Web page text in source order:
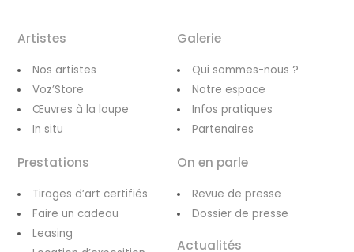
Artistes
Nos artistes
Voz’Store
Œuvres à la loupe
In situ
Galerie
Qui sommes-nous ?
Notre espace
Infos pratiques
Partenaires
Prestations
Tirages d’art certifiés
Faire un cadeau
Leasing
On en parle
Revue de presse
Dossier de presse
Actualités